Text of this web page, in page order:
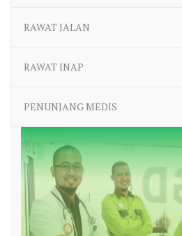
RAWAT JALAN
RAWAT INAP
PENUNJANG MEDIS